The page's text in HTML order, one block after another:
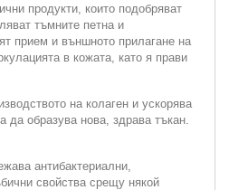
продукти, които подобряват
тъмните петна и
прием и външното прилагане на
в кожата, като я прави
на колаген и ускорява
да образува нова, здрава тъкан.
антибактериални,
свойства срещу някой